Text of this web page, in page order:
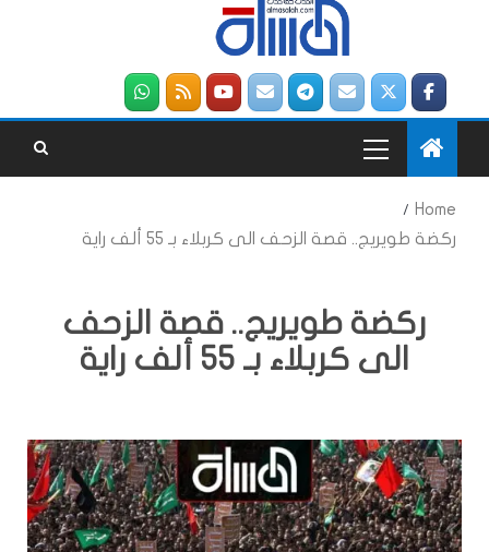
Home
ركضة طويريج.. قصة الزحف الى كربلاء بـ 55 ألف راية
ركضة طويريج.. قصة الزحف
الى كربلاء بـ 55 ألف راية